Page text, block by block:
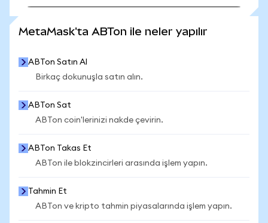
MetaMask'ta ABTon ile neler yapılır
ABTon Satın Al
Birkaç dokunuşla satın alın.
ABTon Sat
ABTon coin'lerinizi nakde çevirin.
ABTon Takas Et
ABTon ile blokzincirleri arasında işlem yapın.
Tahmin Et
ABTon ve kripto tahmin piyasalarında işlem yapın.